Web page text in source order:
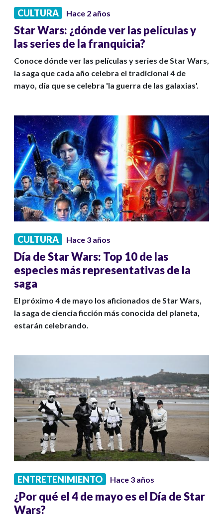
CULTURA Hace 2 años
Star Wars: ¿dónde ver las películas y
las series de la franquicia?
Conoce dónde ver las películas y series de Star Wars,
la saga que cada año celebra el tradicional 4 de
mayo, día que se celebra 'la guerra de las galaxias'.
CULTURA Hace 3 años
Día de Star Wars: Top 10 de las
especies más representativas de la
saga
El próximo 4 de mayo los aficionados de Star Wars,
la saga de ciencia ficción más conocida del planeta,
estarán celebrando.
ENTRETENIMIENTO Hace 3 años
¿Por qué el 4 de mayo es el Día de Star
Wars?